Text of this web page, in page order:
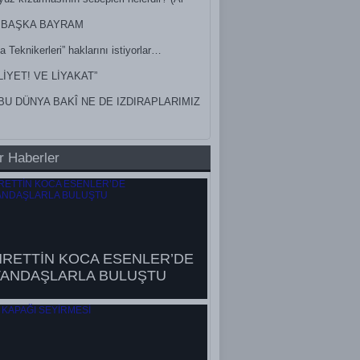
BAYRAM
Teknikerleri” haklarını istiyorlar…
VE LİYAKAT”
DÜNYA BAKÎ NE DE IZDIRAPLARIMIZ
Haberler
KOCA ESENLER’DE
BULUŞTU